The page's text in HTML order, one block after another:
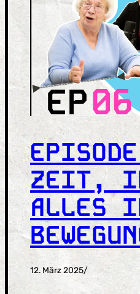
ZEIT,
ALLES
12. März 2025/